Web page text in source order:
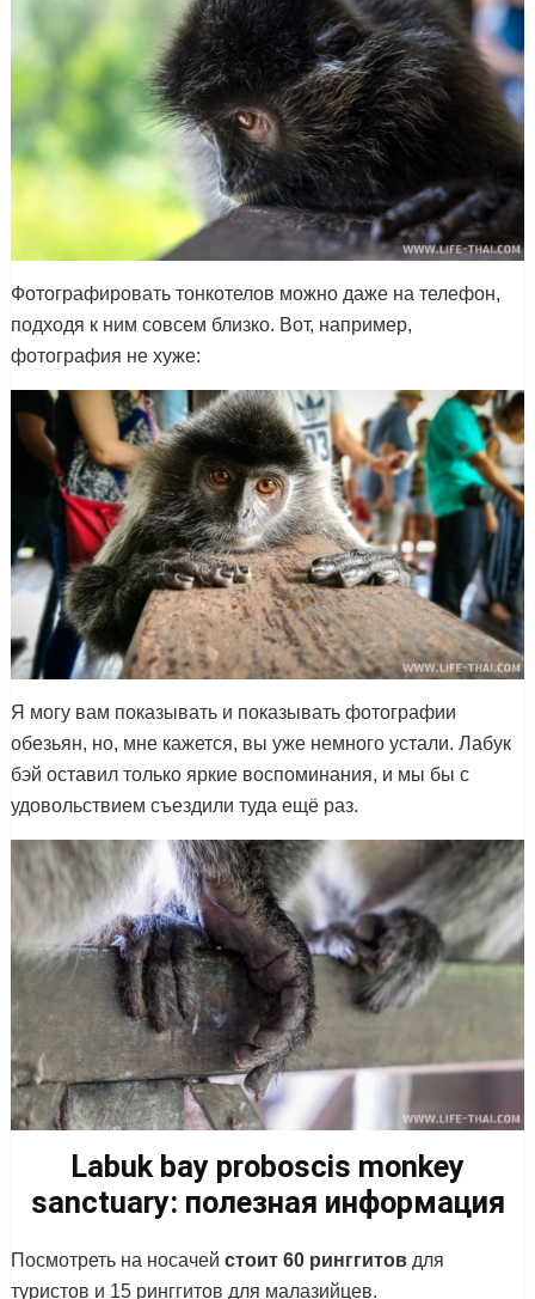
Фотографировать тонкотелов можно даже на телефон,
подходя к ним совсем близко. Вот, например,
фотография не хуже:
Я могу вам показывать и показывать фотографии
обезьян, но, мне кажется, вы уже немного устали. Лабук
бэй оставил только яркие воспоминания, и мы бы с
удовольствием съездили туда ещё раз.
Labuk bay proboscis monkey
sanctuary: полезная информация
Посмотреть на носачей стоит 60 ринггитовдля
туристов и 15 ринггитов для малазийцев.